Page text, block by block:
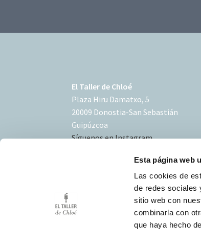
Esta página web
Las cookies de
de redes sociales
sitio web con
combinarla con
que haya hecho
El Taller de Chloé
Plaza Hiru Damatxo, 5
20009 Donostia-San Sebastián
Guipúzcoa
Síguenos en Instagram
Condiciones de uso
Política de Cookies